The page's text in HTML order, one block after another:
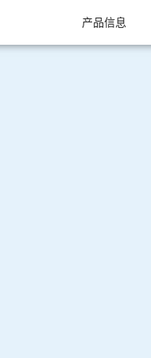
产品信息